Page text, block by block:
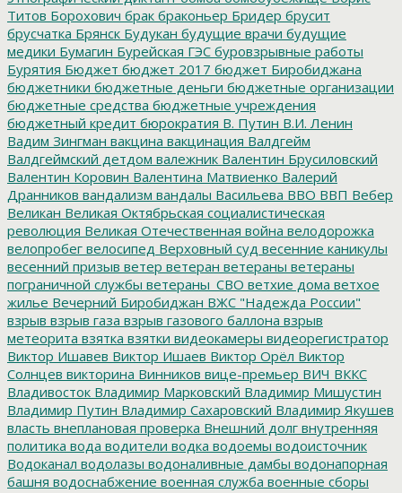
Титов Борохович брак браконьер Бридер брусит
брусчатка Брянск Будукан будущие врачи будущие
медики Бумагин Бурейская ГЭС буровзрывные работы
Бурятия Бюджет бюджет 2017 бюджет Биробиджана
бюджетники бюджетные деньги бюджетные организации
бюджетные средства бюджетные учреждения
бюджетный кредит бюрократия В. Путин В.И. Ленин
Вадим Зингман вакцина вакцинация Валдгейм
Валдгеймский детдом валежник Валентин Брусиловский
Валентин Коровин Валентина Матвиенко Валерий
Дранников вандализм вандалы Васильева ВВО ВВП Вебер
Великан Великая Октябрьская социалистическая
революция Великая Отечественная война велодорожка
велопробег велосипед Верховный суд весенние каникулы
весенний призыв ветер ветеран ветераны ветераны
пограничной службы ветераны_СВО ветхие дома ветхое
жилье Вечерний Биробиджан ВЖС "Надежда России"
взрыв взрыв газа взрыв газового баллона взрыв
метеорита взятка взятки видеокамеры видеорегистратор
Виктор Ишавев Виктор Ишаев Виктор Орёл Виктор
Солнцев викторина Винников вице-премьер ВИЧ ВККС
Владивосток Владимир Марковский Владимир Мишустин
Владимир Путин Владимир Сахаровский Владимир Якушев
власть внеплановая проверка Внешний долг внутренняя
политика вода водители водка водоемы водоисточник
Водоканал водолазы водоналивные дамбы водонапорная
башня водоснабжение военная служба военные сборы